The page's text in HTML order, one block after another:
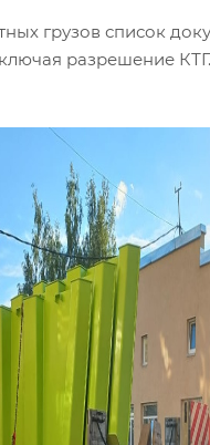
грузов список
разрешение КТГ.